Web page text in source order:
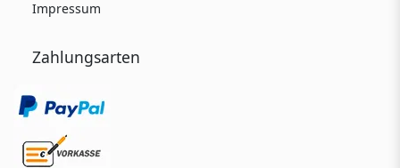
Impressum
Zahlungsarten